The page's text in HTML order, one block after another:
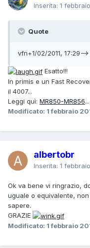
Inserita: 1
Quote
vfn+1/02/2011, 17:29--
Esatto!!!
In primis e un Fast
il 4007...
Leggi quì: MR850-MR856...
Modificato: 1 febbraio
albertobr
Inserita: 1
Ok va bene vi ringrazio,
uguale o equivalente,
sapere.
GRAZIE
Modificato: 1 febbraio